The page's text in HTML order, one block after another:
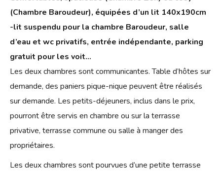
(Chambre Baroudeur), équipées d’un lit 140x190cm
-lit suspendu pour la chambre Baroudeur, salle
d’eau et wc privatifs, entrée indépendante, parking
gratuit pour les voit…
Les deux chambres sont communicantes. Table d’hôtes sur
demande, des paniers pique-nique peuvent être réalisés
sur demande. Les petits-déjeuners, inclus dans le prix,
pourront être servis en chambre ou sur la terrasse
privative, terrasse commune ou salle à manger des
propriétaires.
Les deux chambres sont pourvues d’une petite terrasse